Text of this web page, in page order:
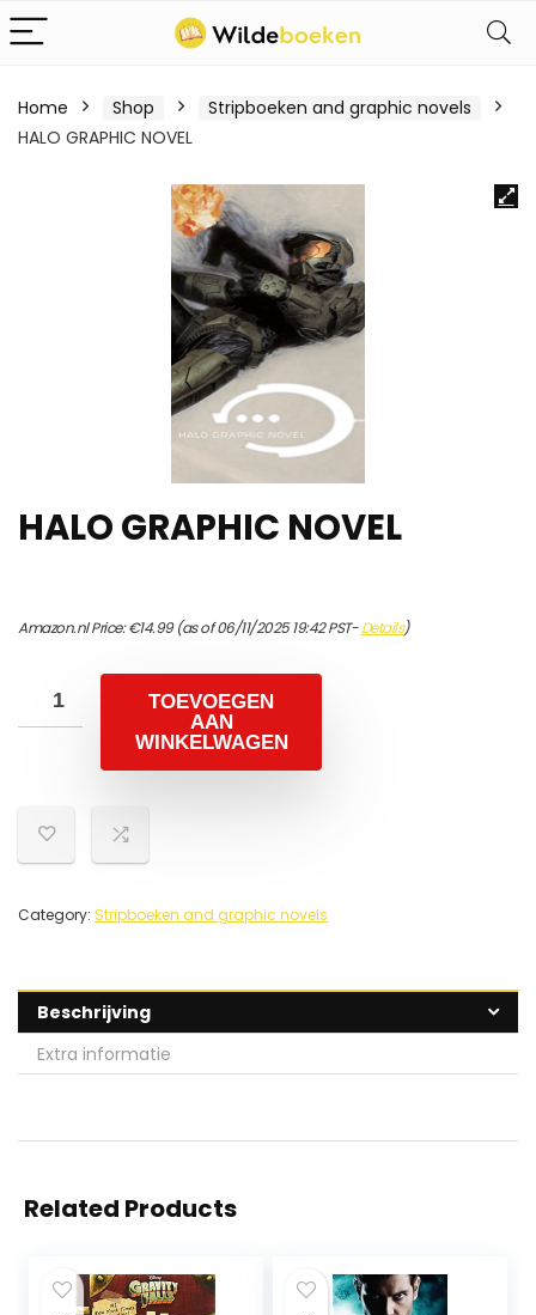
Home Shop
Stripboeken and graphic novels
HALO GRAPHIC NOVEL
HALO GRAPHIC NOVEL
Amazon.nl Price:€14.99(as of 06/11/2025 19:42 PST-Details)
TOEVOEGEN
AAN
WINKELWAGEN
Category: Stripboeken and graphic novels
Beschrijving
Extra informatie
Related Products